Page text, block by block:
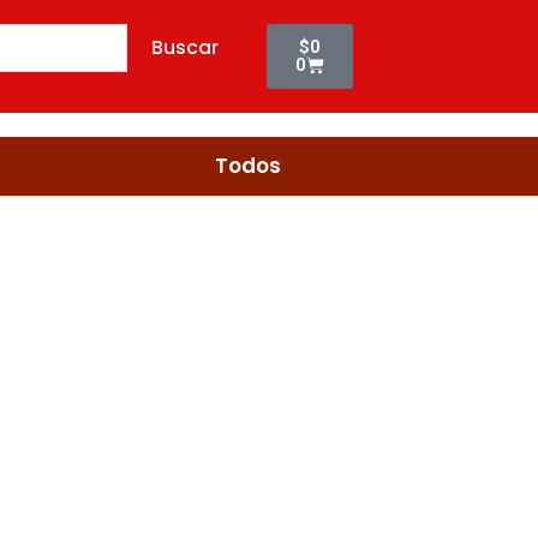
Buscar $0
0
Cart
Todos